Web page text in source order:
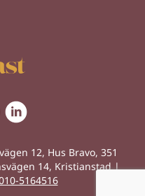
12, Hus Bravo, 351
14, Kristianstad |
5164516